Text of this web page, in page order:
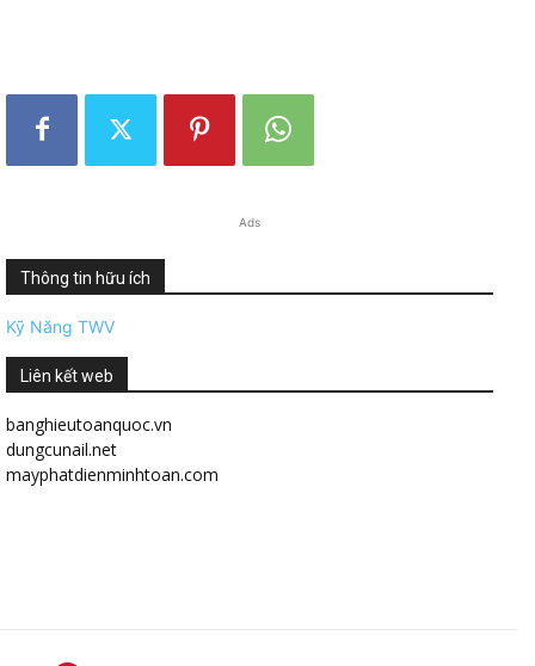
Ads
Thông tin hữu ích
Kỹ Năng TWV
Liên kết web
banghieutoanquoc.vn
dungcunail.net
mayphatdienminhtoan.com